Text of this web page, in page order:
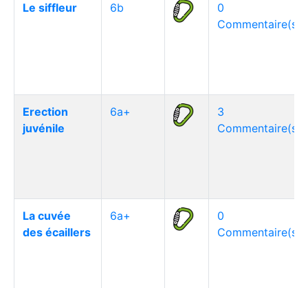
Le siffleur 6b
0
Commentaire(s)
Erection
juvénile
6a+
3
Commentaire(s)
La cuvée
des écaillers
6a+
0
Commentaire(s)